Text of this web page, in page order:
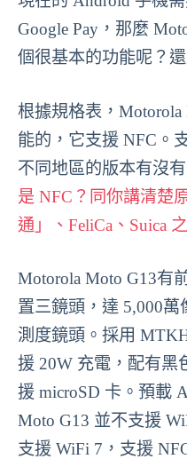
Google Pay，那麼
個很基本的功能呢？
根據規格表，
能的，它支援 NFC。
不同地區的版本有沒
是 NFC？同你講清楚
通」、FeliCa、Suica
Motorola Moto G13有
置三鏡頭，達 5,000萬
測度鏡頭。採用
援 20W 充電，配有黑
援 microSD 卡。預載
Moto G13 並不支援
支援 WiFi 7，支援